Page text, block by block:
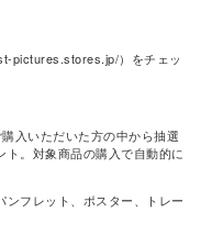
pictures.stores.jp/）をチェッ
入いただいた方の中から抽選
。対象商品の購入で自動的に
ンフレット、ポスター、トレー